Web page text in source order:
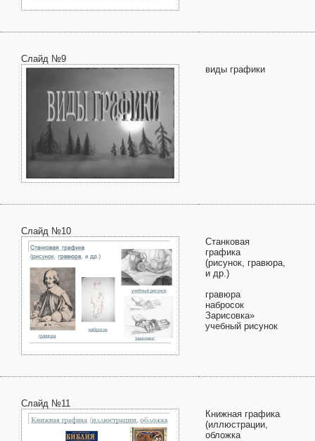
Слайд №9
виды графики
Слайд №10
Станковая
графика
(рисунок, гравюра,
и др.)
гравюра
набросок
Зарисовка»
учебный рисунок
Слайд №11
Книжная графика
(иллюстрации,
обложка